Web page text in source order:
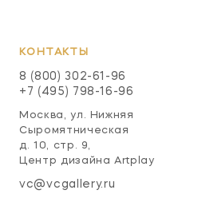
КОНТАКТЫ
8 (800) 302-61-96
+7 (495) 798-16-96
Москва, ул. Нижняя
Сыромятническая
д. 10, стр. 9,
Центр дизайна Artplay
vc@vcgallery.ru